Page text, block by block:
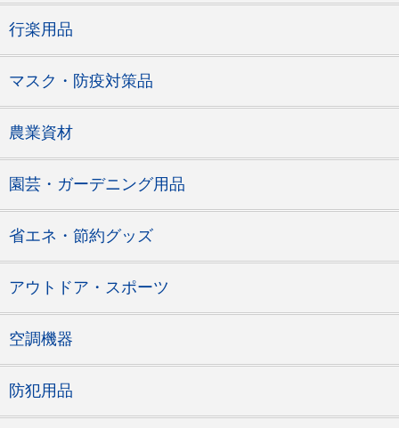
行楽用品
マスク・防疫対策品
農業資材
園芸・ガーデニング用品
省エネ・節約グッズ
アウトドア・スポーツ
空調機器
防犯用品